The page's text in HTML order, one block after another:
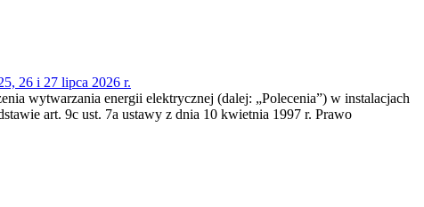
26 i 27 lipca 2026 r.
wytwarzania energii elektrycznej (dalej: „Polecenia”) w instalacjach
art. 9c ust. 7a ustawy z dnia 10 kwietnia 1997 r. Prawo